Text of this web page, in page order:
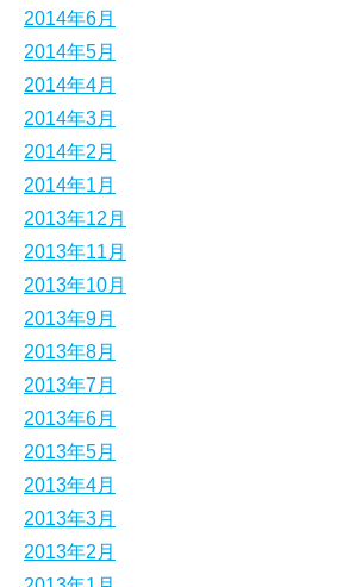
2014年6月
2014年5月
2014年4月
2014年3月
2014年2月
2014年1月
2013年12月
2013年11月
2013年10月
2013年9月
2013年8月
2013年7月
2013年6月
2013年5月
2013年4月
2013年3月
2013年2月